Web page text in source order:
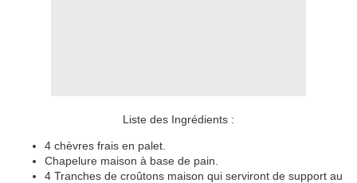
Liste des Ingrédients :
4 chèvres frais en palet.
Chapelure maison à base de pain.
4 Tranches de croûtons maison qui serviront de support au